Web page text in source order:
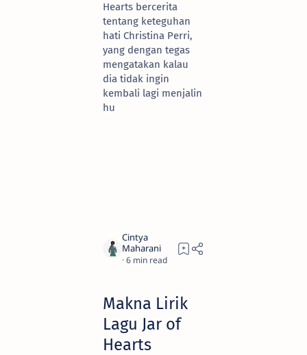
Hearts bercerita
tentang keteguhan
hati Christina Perri,
yang dengan tegas
mengatakan kalau
dia tidak ingin
kembali lagi menjalin
hu
6
Makna Lirik
Lagu Jar of
Hearts